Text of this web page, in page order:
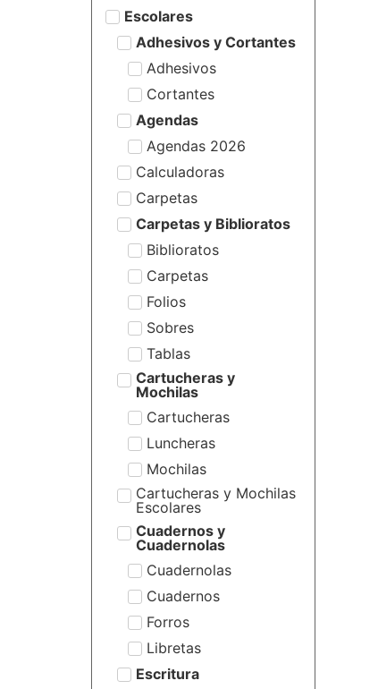
Escolares
Adhesivos y Cortantes
Adhesivos
Cortantes
Agendas
Agendas 2026
Calculadoras
Carpetas
Carpetas y Biblioratos
Biblioratos
Carpetas
Folios
Sobres
Tablas
Cartucheras y
Mochilas
Cartucheras
Luncheras
Mochilas
Cartucheras y Mochilas
Escolares
Cuadernos y
Cuadernolas
Cuadernolas
Cuadernos
Forros
Libretas
Escritura